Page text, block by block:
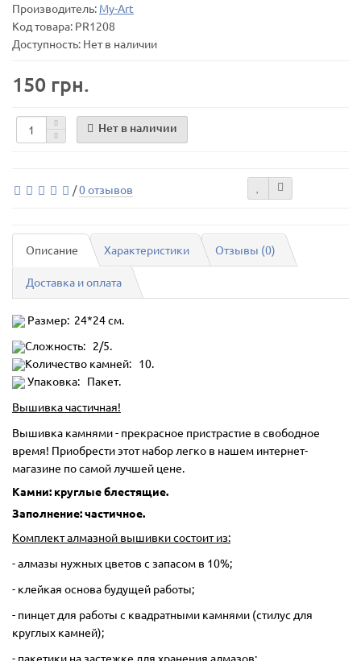
Производитель: My-Art
Код товара: PR1208
Доступность: Нет в наличии
150 грн.
Нет в наличии
/0 отзывов
Описание Характеристики Отзывы (0)
Доставка и оплата
Размер: 24*24 см.
Сложность: 2/5.
Количество камней: 10.
Упаковка: Пакет.
Вышивка частичная!
Вышивка камнями - прекрасное пристрастие в свободное
время! Приобрести этот набор легко в нашем интернет-
магазине по самой лучшей цене.
Камни: круглые блестящие.
Заполнение: частичное.
Комплект алмазной вышивки состоит из:
- алмазы нужных цветов с запасом в 10%;
- клейкая основа будущей работы;
- пинцет для работы с квадратными камнями (стилус для
круглых камней);
- пакетики на застежке для хранения алмазов;